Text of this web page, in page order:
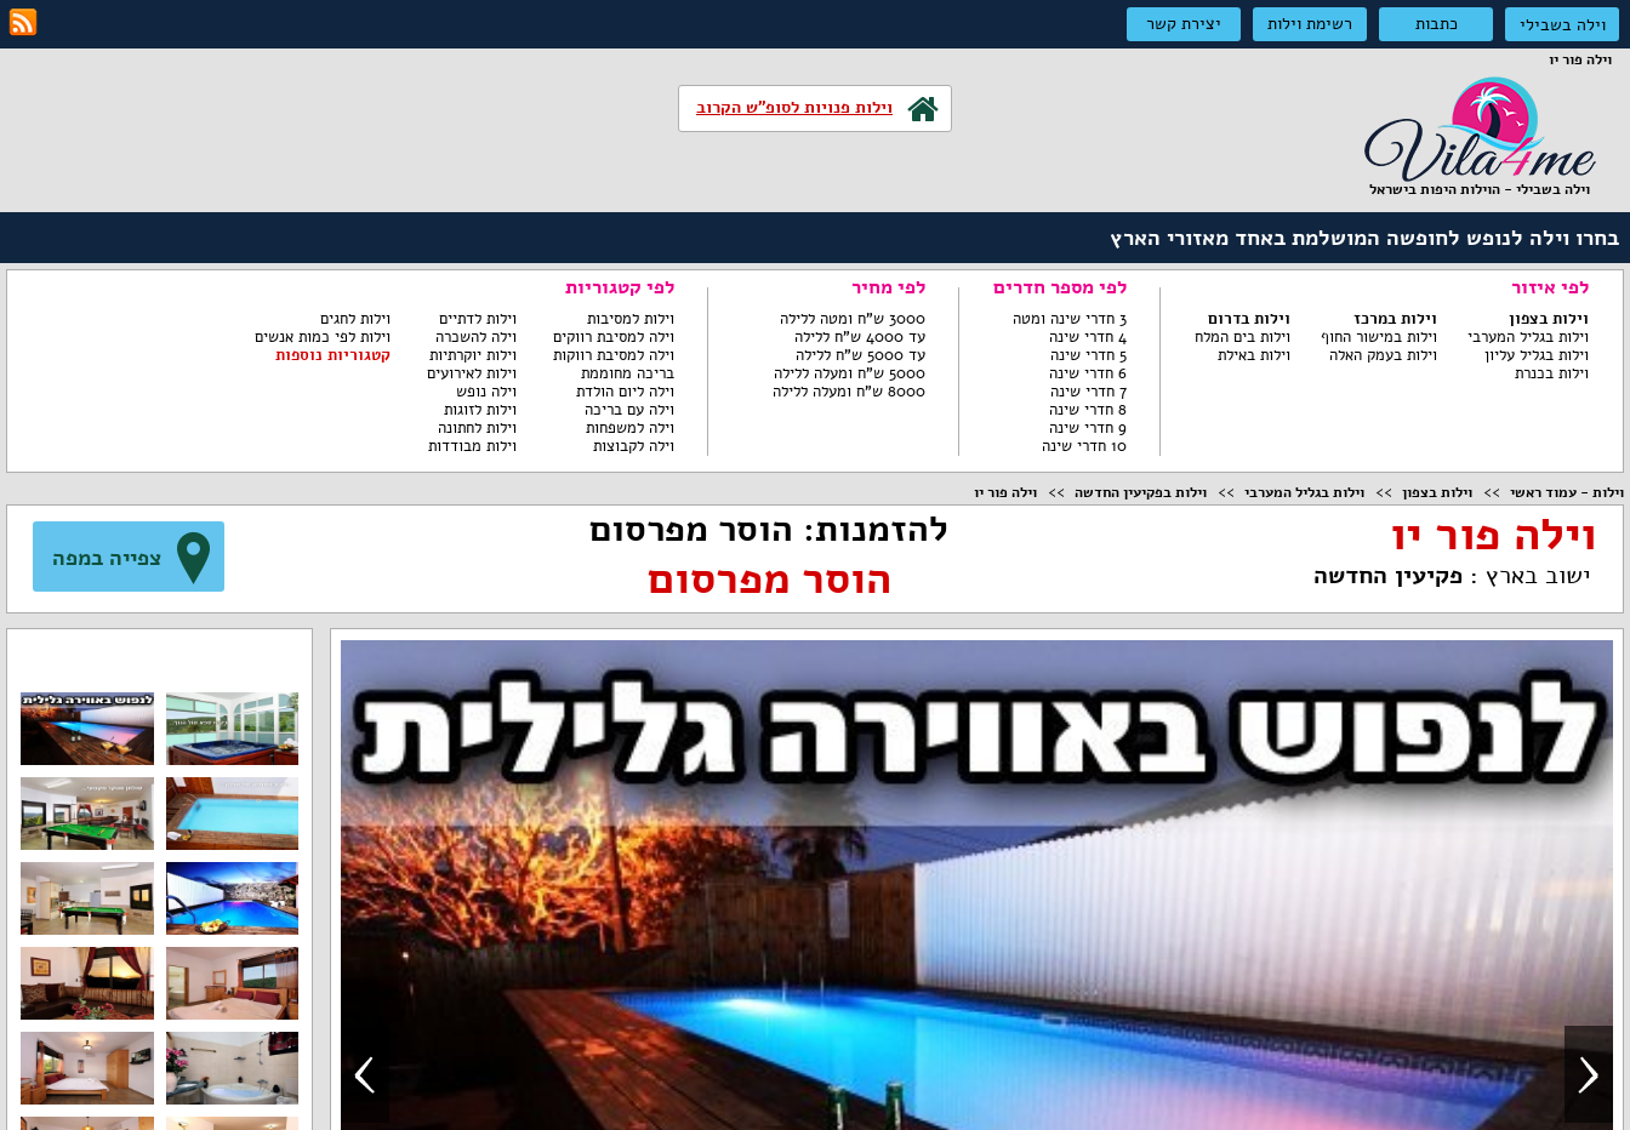
וילה בשבילי כתבות רשימת וילות יצירת קשר
וילה פור יו
וילות פנויות לסופ"ש הקרוב
וילה בשבילי - הוילות היפות בישראל
בחרו וילה לנופש לחופשה המושלמת באחד מאזורי הארץ
לפי איזור
וילות בצפון
וילות בגליל המערבי
וילות בגליל עליון
וילות בכנרת
וילות במרכז
וילות במישור החוף
וילות בעמק האלה
וילות בדרום
וילות בים המלח
וילות באילת
לפי מספר חדרים
3 חדרי שינה ומטה
4 חדרי שינה
5 חדרי שינה
6 חדרי שינה
7 חדרי שינה
8 חדרי שינה
9 חדרי שינה
10 חדרי שינה
לפי מחיר
3000 ש"ח ומטה ללילה
עד 4000 ש"ח ללילה
עד 5000 ש"ח ללילה
5000 ש"ח ומעלה ללילה
8000 ש"ח ומעלה ללילה
לפי קטגוריות
וילות למסיבות
וילה למסיבת רווקים
וילה למסיבת רווקות
בריכה מחוממת
וילה ליום הולדת
וילה עם בריכה
וילה למשפחות
וילה לקבוצות
וילות לדתיים
וילה להשכרה
וילות יוקרתיות
וילות לאירועים
וילה נופש
וילות לזוגות
וילות לחתונה
וילות מבודדות
וילות לחגים
וילות לפי כמות אנשים
קטגוריות נוספות
וילות - עמוד ראשי וילות בצפון וילות בגליל המערבי וילות בפקיעין החדשה וילה פור יו
צפייה במפה וילה פור יו
ישוב בארץ : פקיעין החדשה
להזמנות: הוסר מפרסום
הוסר מפרסום